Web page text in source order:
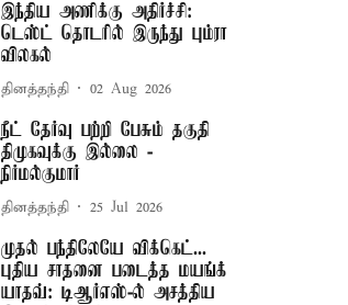
இந்திய அணிக்கு அதிர்ச்சி:
டெஸ்ட் தொடரில் இருந்து பும்ரா
விலகல்
தினத்தந்தி 02 Aug 2026
நீட் தேர்வு பற்றி பேசும் தகுதி
திமுகவுக்கு இல்லை -
நிர்மல்குமார்
தினத்தந்தி 25 Jul 2026
முதல் பந்திலேயே விக்கெட்...
புதிய சாதனை படைத்த மயங்க்
யாதவ்: டிஆர்எஸ்-ல் அசத்திய